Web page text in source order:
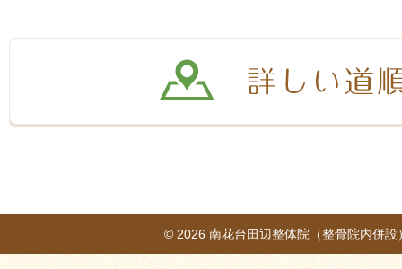
© 2026 南花台田辺整体院（整骨院内併設